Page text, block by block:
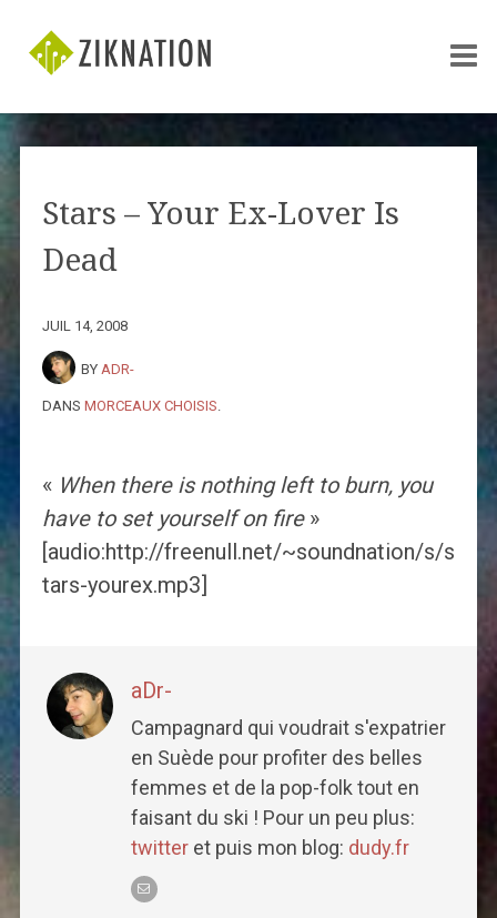
Stars – Your Ex-Lover Is
Dead
JUIL 14, 2008
BY ADR-
DANS MORCEAUX CHOISIS
« When there is nothing left to burn, you
have to set yourself on fire»
[audio:http://freenull.net/~soundnation/s/s
tars-yourex.mp3]
aDr-
Campagnard qui voudrait s'expatrier
en Suède pour profiter des belles
femmes et de la pop-folk tout en
faisant du ski ! Pour un peu plus:
twitteret puis mon blog: dudy.fr